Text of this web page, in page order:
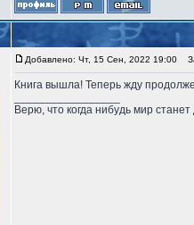
Добавлено: Чт, 15 Сен, 2022 19:00
Книга вышла! Теперь жду
Верю, что когда нибудь мир